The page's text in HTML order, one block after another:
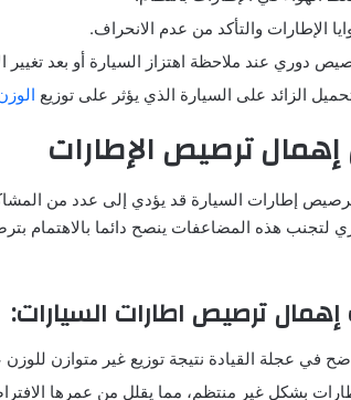
الإطارات والتأكد من عدم الانحراف.
دوري عند ملاحظة اهتزاز السيارة أو بعد تغيير
الزائد على السيارة الذي يؤثر على توزيع
ترصيص الإطارات
إطارات السيارة قد يؤدي إلى عدد من
لتجنب هذه المضاعفات ينصح دائما بالاهتمام
ترصيص اطارات السيارات:
في عجلة القيادة نتيجة توزيع غير متوازن
بشكل غير منتظم، مما يقلل من عمرها